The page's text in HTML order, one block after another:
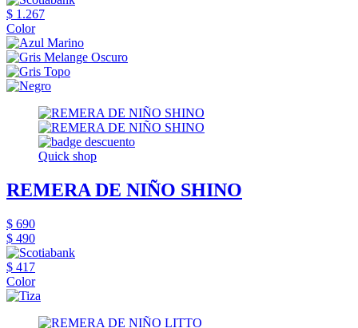
$ 1.267
Color
Quick shop
REMERA DE NIÑO SHINO
$ 690
$ 490
$ 417
Color